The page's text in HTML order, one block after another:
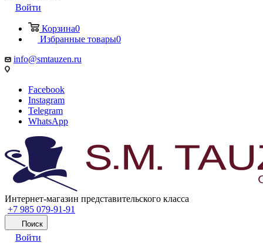
Войти
Корзина0
Избранные товары0
info@smtauzen.ru
Facebook
Instagram
Telegram
WhatsApp
Интернет-магазин представительского класса
+7 985 079-91-91
Поиск
Войти